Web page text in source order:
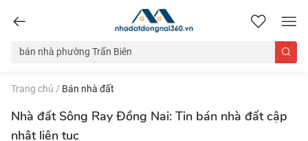
nhadatdongnai360.vn
Trang chủ / Bán nhà đất
Nhà đất Sông Ray Đồng Nai: Tin bán nhà đất cập
nhật liên tục